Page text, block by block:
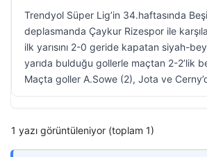
Trendyol Süper Lig’in 34.haftasında
deplasmanda Çaykur Rizespor ile
ilk yarısını 2-0 geride kapatan siyah-
yarıda bulduğu gollerle maçtan 2-2’lik
Maçta goller A.Sowe (2), Jota ve
1 yazı görüntüleniyor (toplam 1)